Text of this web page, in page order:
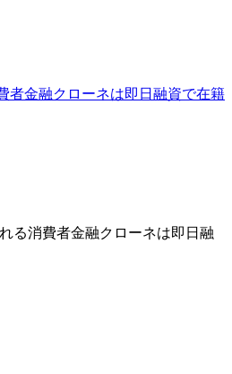
者金融クローネは即日融資で在籍
る消費者金融クローネは即日融